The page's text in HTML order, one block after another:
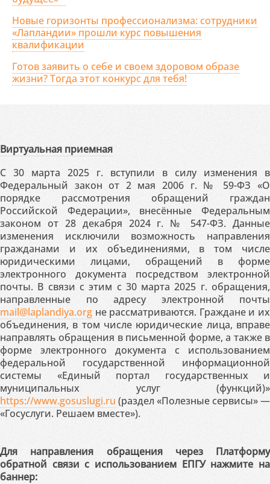
Новые горизонты профессионализма: сотрудники
«Лапландии» прошли курс повышения
квалификации
Готов заявить о себе и своем здоровом образе
жизни? Тогда этот конкурс для тебя!
Виртуальная приемная
С 30 марта 2025 г. вступили в силу изменения в
Федеральный закон от 2 мая 2006 г. № 59-ФЗ «О
порядке рассмотрения обращений граждан
Российской Федерации», внесённые Федеральным
законом от 28 декабря 2024 г. № 547-ФЗ. Данные
изменения исключили возможность направления
гражданами и их объединениями, в том числе
юридическими лицами, обращений в форме
электронного документа посредством электронной
почты. В связи с этим с 30 марта 2025 г. обращения,
направленные по адресу электронной почты
mail@laplandiya.org не рассматриваются. Граждане и их
объединения, в том числе юридические лица, вправе
направлять обращения в письменной форме, а также в
форме электронного документа с использованием
федеральной государственной информационной
системы «Единый портал государственных и
муниципальных услуг (функций)»
https://www.gosuslugi.ru (раздел «Полезные сервисы» —
«Госуслуги. Решаем вместе»).
Для направления обращения через Платформу
обратной связи с использованием ЕПГУ нажмите на
баннер: